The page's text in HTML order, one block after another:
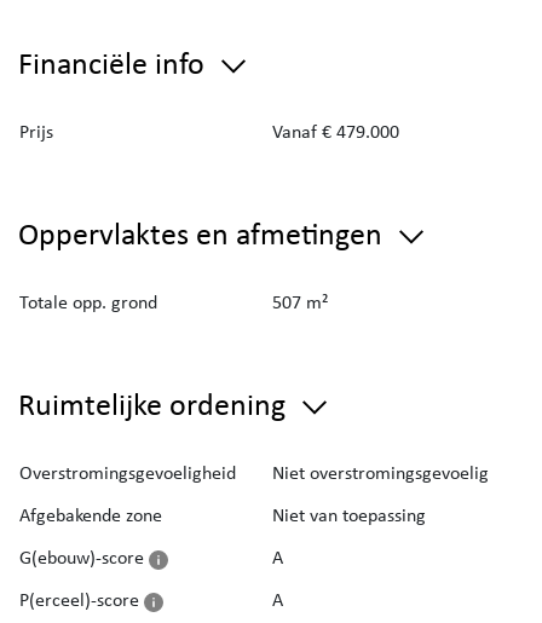
EPC: A+ (–24 kWh/m²)
Lucht-water warmtepomp
Zonnepanelen (6.150 Wp)
Hoogwaardige materialen en afwerking
natuur en een lichtrijke, energetische
gezinswoning.
Zeker een bezoek waard!
Financiële info
Prijs Vanaf € 479.000
Oppervlaktes en afmetingen
Totale opp. grond 507 m²
Ruimtelijke ordening
Overstromingsgevoeligheid
Niet overstromingsgevoelig
Afgebakende zone
Niet van toepassing
G(ebouw)-score
A
P(erceel)-score
A